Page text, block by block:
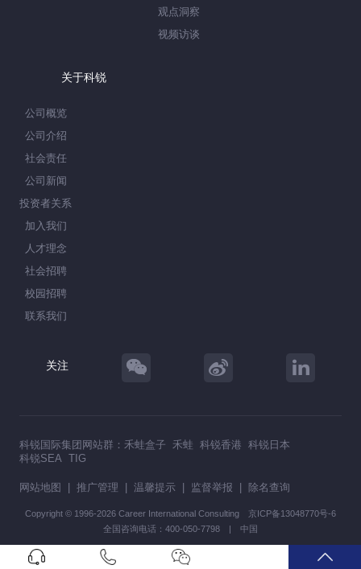
观点洞察
视频访谈
关于科锐
公司概览
公司介绍
社会责任
公司新闻
投资者关系
加入我们
人才理念
社会招聘
校园招聘
联系我们
关注
科锐国际集团网站群： 禾蛙盒子 禾蛙 科锐香港 科锐日本
科锐SEA TIG
网站地图 推广管理 温馨提示 监督举报 除名查询
Copyright © 1996-2026 Career International Consulting 京ICP备13048770号-6
全国咨询电话：400-050-7798 | 中国